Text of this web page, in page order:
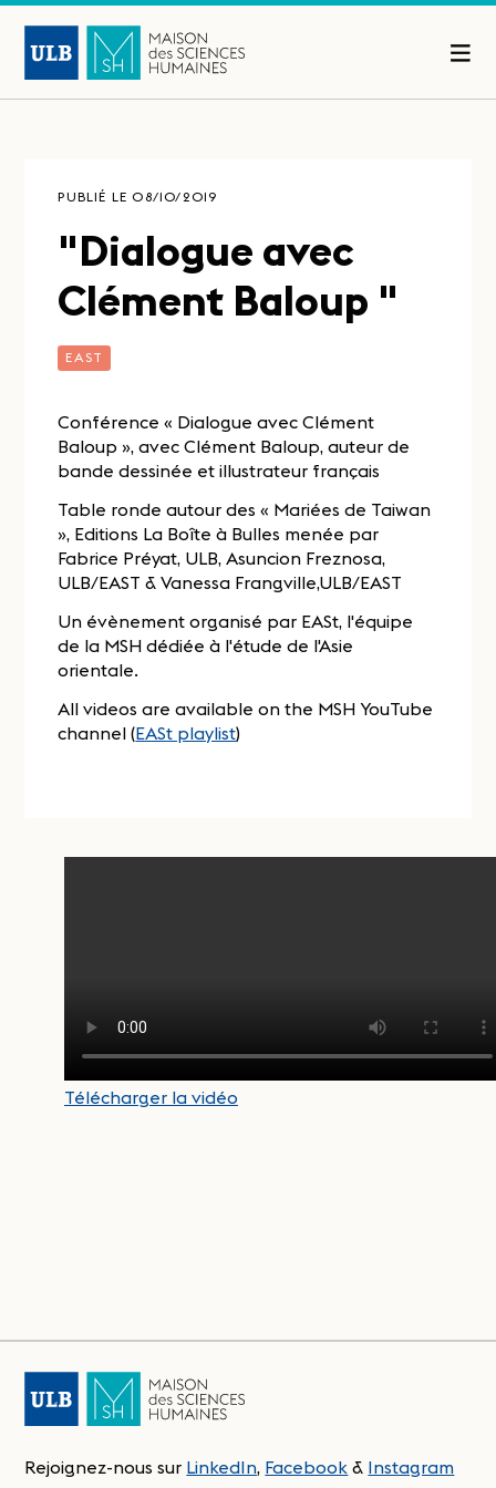
PUBLIÉ LE 08/10/2019
"Dialogue avec
Clément Baloup "
EAST
Conférence « Dialogue avec Clément
Baloup », avec Clément Baloup, auteur de
bande dessinée et illustrateur français
Table ronde autour des « Mariées de Taiwan
», Editions La Boîte à Bulles menée par
Fabrice Préyat, ULB, Asuncion Freznosa,
ULB/EAST & Vanessa Frangville,ULB/EAST
Un évènement organisé par EASt, l'équipe
de la MSH dédiée à l'étude de l'Asie
orientale.
All videos are available on the MSH YouTube
channel (EASt playlist)
Télécharger la vidéo
Rejoignez-nous sur LinkedIn, Facebook & Instagram